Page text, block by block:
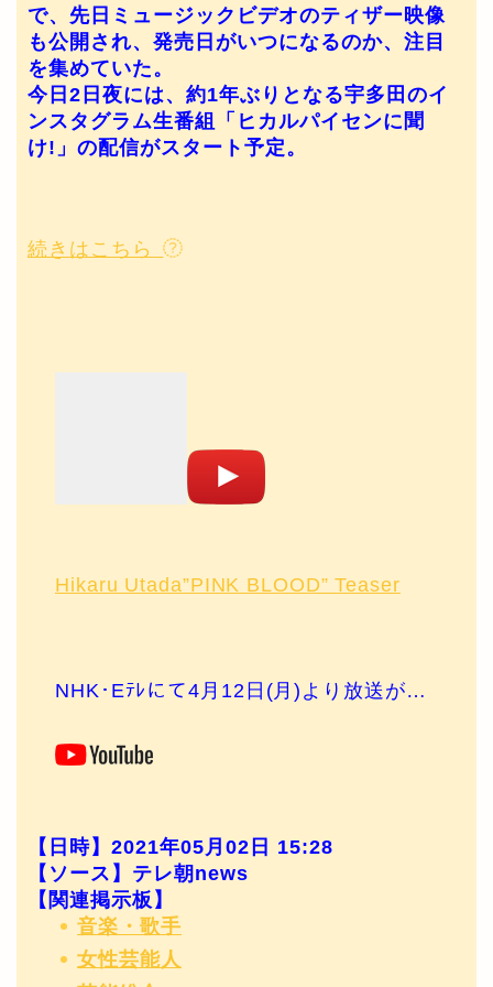
で、先日ミュージックビデオのティザー映像
も公開され、発売日がいつになるのか、注目
を集めていた。
今日2日夜には、約1年ぶりとなる宇多田のイ
ンスタグラム生番組「ヒカルパイセンに聞
け!」の配信がスタート予定。
続きはこちら
Hikaru Utada”PINK BLOOD” Teaser
NHK･Eﾃﾚにて4月12日(月)より放送が…
【日時】2021年05月02日 15:28
【ソース】テレ朝news
【関連掲示板】
音楽・歌手
女性芸能人